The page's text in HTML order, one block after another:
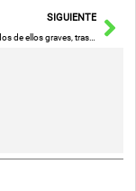
SIGUIENTE
Cuatro heridos, dos de ellos graves, tras la salida de vía de su turismo y choque contra un árbol en La Solana